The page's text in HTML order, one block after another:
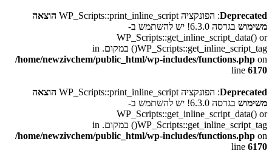
Deprecated: הפונקציה WP_Scripts::print_inline_script
הוצאה
משימוש
בגרסה 6.3.0! יש להשתמש ב-
WP_Scripts::get_inline_script_data() or
WP_Scripts::get_inline_script_tag() במקום. in
/home/newzivchem/public_html/wp-includes/functions.php on
line 6170
Deprecated: הפונקציה WP_Scripts::print_inline_script
הוצאה
משימוש
בגרסה 6.3.0! יש להשתמש ב-
WP_Scripts::get_inline_script_data() or
WP_Scripts::get_inline_script_tag() במקום. in
/home/newzivchem/public_html/wp-includes/functions.php on
line 6170